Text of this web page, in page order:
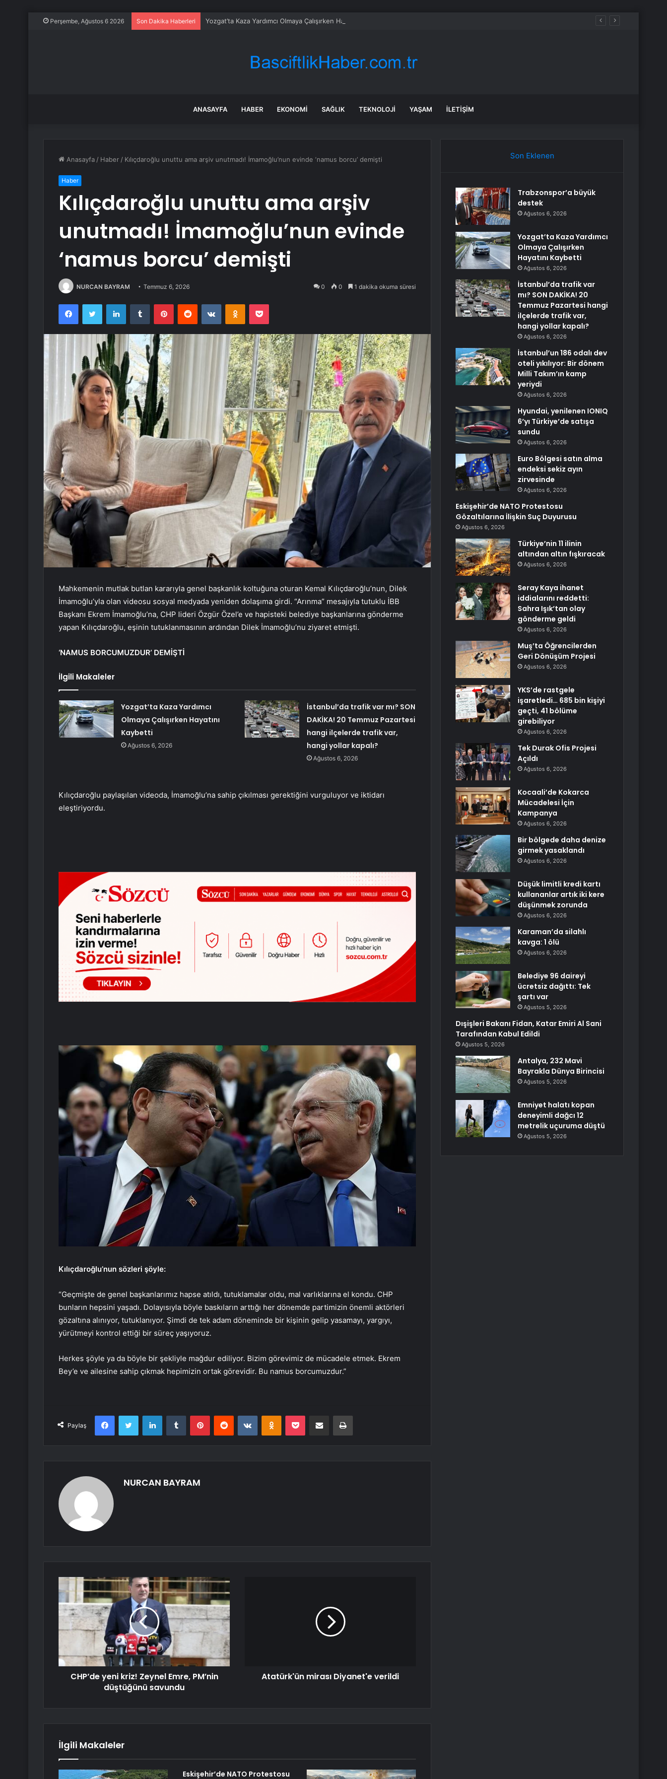
Perşembe, Ağustos 6 2026 Son Dakika Haberleri Yozgat’ta Kaza Yardımcı Olmaya Çalışırken Hayatını Kaybetti
ANASAYFA HABER EKONOMI SAĞLIK TEKNOLOJI YAŞAM İLETIŞIM
Anasayfa / Haber / Kılıçdaroğlu unuttu ama arşiv unutmadı! İmamoğlu’nun evinde ‘namus borcu’ demişti
Haber
Kılıçdaroğlu unuttu ama arşiv
unutmadı! İmamoğlu’nun evinde
‘namus borcu’ demişti
NURCAN BAYRAM Temmuz 6, 2026 0 0 1 dakika okuma süresi
FacebookTwitter LinkedInTumblr PinterestReddit VKontakteOdnoklassniki
Pocket
Mahkemenin mutlak butlan kararıyla genel başkanlık koltuğuna oturan Kemal Kılıçdaroğlu’nun, Dilek
İmamoğlu’yla olan videosu sosyal medyada yeniden dolaşıma girdi. “Arınma” mesajıyla tutuklu İBB
Başkanı Ekrem İmamoğlu’na, CHP lideri Özgür Özel’e ve hapisteki belediye başkanlarına gönderme
yapan Kılıçdaroğlu, eşinin tutuklanmasının ardından Dilek İmamoğlu’nu ziyaret etmişti.
‘NAMUS BORCUMUZDUR’ DEMİŞTİ
İlgili Makaleler
Yozgat’ta Kaza Yardımcı
Olmaya Çalışırken Hayatını
Kaybetti
Ağustos 6, 2026
İstanbul’da trafik var mı? SON
DAKİKA! 20 Temmuz Pazartesi
hangi ilçelerde trafik var,
hangi yollar kapalı?
Ağustos 6, 2026
Kılıçdaroğlu paylaşılan videoda, İmamoğlu’na sahip çıkılması gerektiğini vurguluyor ve iktidarı
eleştiriyordu.
Kılıçdaroğlu’nun sözleri şöyle:
“Geçmişte de genel başkanlarımız hapse atıldı, tutuklamalar oldu, mal varlıklarına el kondu. CHP
bunların hepsini yaşadı. Dolayısıyla böyle baskıların arttığı her dönemde partimizin önemli aktörleri
gözaltına alınıyor, tutuklanıyor. Şimdi de tek adam döneminde bir kişinin gelip yasamayı, yargıyı,
yürütmeyi kontrol ettiği bir süreç yaşıyoruz.
Herkes şöyle ya da böyle bir şekliyle mağdur ediliyor. Bizim görevimiz de mücadele etmek. Ekrem
Bey’e ve ailesine sahip çıkmak hepimizin ortak görevidir. Bu namus borcumuzdur.”
Paylaş
FacebookTwitter LinkedInTumblr PinterestReddit VKontakteOdnoklassniki
Pocket E-Posta ile paylaş Yazdır
NURCAN BAYRAM
CHP’de yeni kriz! Zeynel Emre, PM’nin
düştüğünü savundu
Atatürk'ün mirası Diyanet'e verildi
İlgili Makaleler
Eskişehir’de NATO Protestosu
Son Eklenen
Trabzonspor’a büyük
destek
Ağustos 6, 2026
Yozgat’ta Kaza Yardımcı
Olmaya Çalışırken
Hayatını Kaybetti
Ağustos 6, 2026
İstanbul’da trafik var
mı? SON DAKİKA! 20
Temmuz Pazartesi hangi
ilçelerde trafik var,
hangi yollar kapalı?
Ağustos 6, 2026
İstanbul’un 186 odalı dev
oteli yıkılıyor: Bir dönem
Milli Takım’ın kamp
yeriydi
Ağustos 6, 2026
Hyundai, yenilenen IONIQ
6’yı Türkiye’de satışa
sundu
Ağustos 6, 2026
Euro Bölgesi satın alma
endeksi sekiz ayın
zirvesinde
Ağustos 6, 2026
Eskişehir’de NATO Protestosu
Gözaltılarına İlişkin Suç Duyurusu
Ağustos 6, 2026
Türkiye’nin 11 ilinin
altından altın fışkıracak
Ağustos 6, 2026
Seray Kaya ihanet
iddialarını reddetti:
Sahra Işık’tan olay
gönderme geldi
Ağustos 6, 2026
Muş’ta Öğrencilerden
Geri Dönüşüm Projesi
Ağustos 6, 2026
YKS’de rastgele
işaretledi… 685 bin kişiyi
geçti, 41 bölüme
girebiliyor
Ağustos 6, 2026
Tek Durak Ofis Projesi
Açıldı
Ağustos 6, 2026
Kocaali’de Kokarca
Mücadelesi İçin
Kampanya
Ağustos 6, 2026
Bir bölgede daha denize
girmek yasaklandı
Ağustos 6, 2026
Düşük limitli kredi kartı
kullananlar artık iki kere
düşünmek zorunda
Ağustos 6, 2026
Karaman’da silahlı
kavga: 1 ölü
Ağustos 6, 2026
Belediye 96 daireyi
ücretsiz dağıttı: Tek
şartı var
Ağustos 5, 2026
Dışişleri Bakanı Fidan, Katar Emiri Al Sani
Tarafından Kabul Edildi
Ağustos 5, 2026
Antalya, 232 Mavi
Bayrakla Dünya Birincisi
Ağustos 5, 2026
Emniyet halatı kopan
deneyimli dağcı 12
metrelik uçuruma düştü
Ağustos 5, 2026